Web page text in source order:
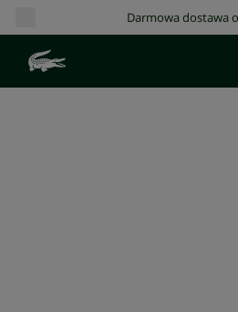
Darmowa dostawa